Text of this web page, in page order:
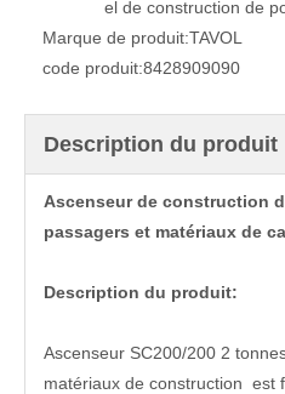
el de construction de
Marque de produit:TAVOL
code produit:8428909090
Description du produit
Ascenseur de construction
passagers et matériaux de
Description du produit:
Ascenseur SC200/200 2
matériaux de construction est